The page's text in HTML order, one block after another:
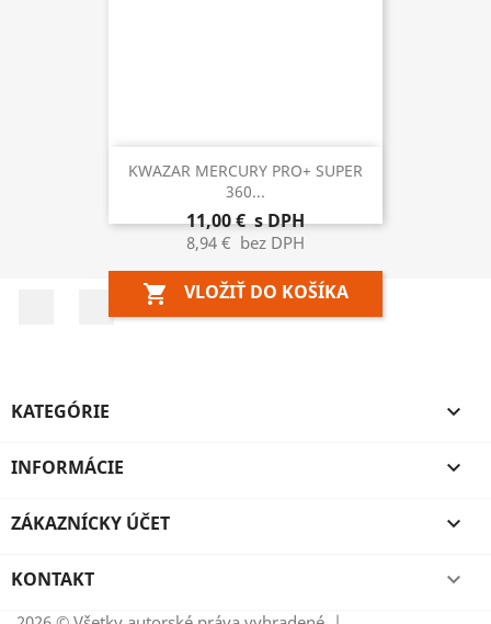
KWAZAR MERCURY PRO+ SUPER
360...
11,00 €s DPH
8,94 € bez DPH
shopping_cart VLOŽIŤ DO KOŠÍKA
Instagram
KATEGÓRIE 
INFORMÁCIE 
ZÁKAZNÍCKY ÚČET 
KONTAKT 